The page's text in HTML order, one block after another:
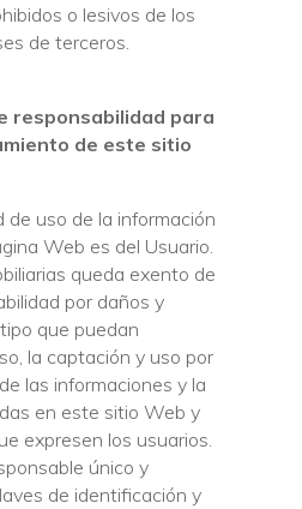
o lesivos de los
de terceros.
responsabilidad para
de este sitio
de uso de la información
Web es del Usuario.
queda exento de
por daños y
que puedan
la captación y uso por
las informaciones y la
en este sitio Web y
expresen los usuarios.
único y
de identificación y